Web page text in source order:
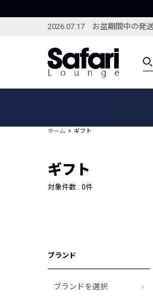
2026.07.17 お盆期間中の発
ブランドから探す
新着アイテム
編集部のおすすめアイテム
ホーム ギフト
ギフト
対象件数 : 0件
ブランド
ブランドを選択